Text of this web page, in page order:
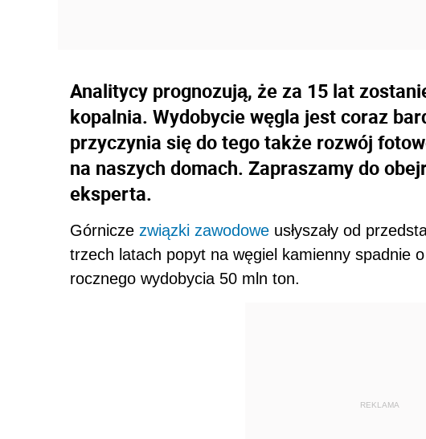
Analitycy prognozują, że za 15 lat
kopalnia. Wydobycie węgla jest coraz
przyczynia się do tego także rozwój
na naszych domach. Zapraszamy do
eksperta.
Górnicze związki zawodowe usłyszały od
trzech latach popyt na węgiel kamienny spadnie
rocznego wydobycia 50 mln ton.
REKLAMA